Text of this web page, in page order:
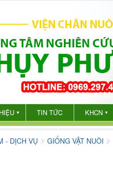
▼ TIN TỨC KHCN ▼
- DỊCH VỤ GIỐNG VẬT NUÔI